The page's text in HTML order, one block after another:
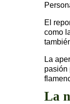
El
como
La
pasión
La